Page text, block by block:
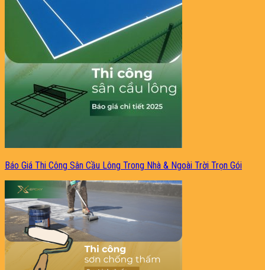
Báo Giá Thi Công Sân Cầu Lông Trong Nhà & Ngoài Trời Trọn Gói